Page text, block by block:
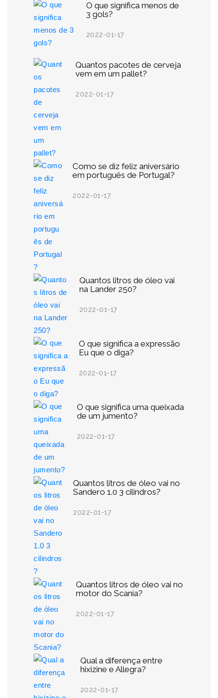
O que significa menos de
3 gols?
2022-01-17
Quantos pacotes de cerveja
vem em um pallet?
2022-01-17
Como se diz feliz aniversário
em português de Portugal?
2022-01-17
Quantos litros de óleo vai
na Lander 250?
2022-01-17
O que significa a expressão
Eu que o diga?
2022-01-17
O que significa uma queixada
de um jumento?
2022-01-17
Quantos litros de óleo vai no
Sandero 1.0 3 cilindros?
2022-01-17
Quantos litros de óleo vai no
motor do Scania?
2022-01-17
Qual a diferença entre
hixizine e Allegra?
2022-01-17